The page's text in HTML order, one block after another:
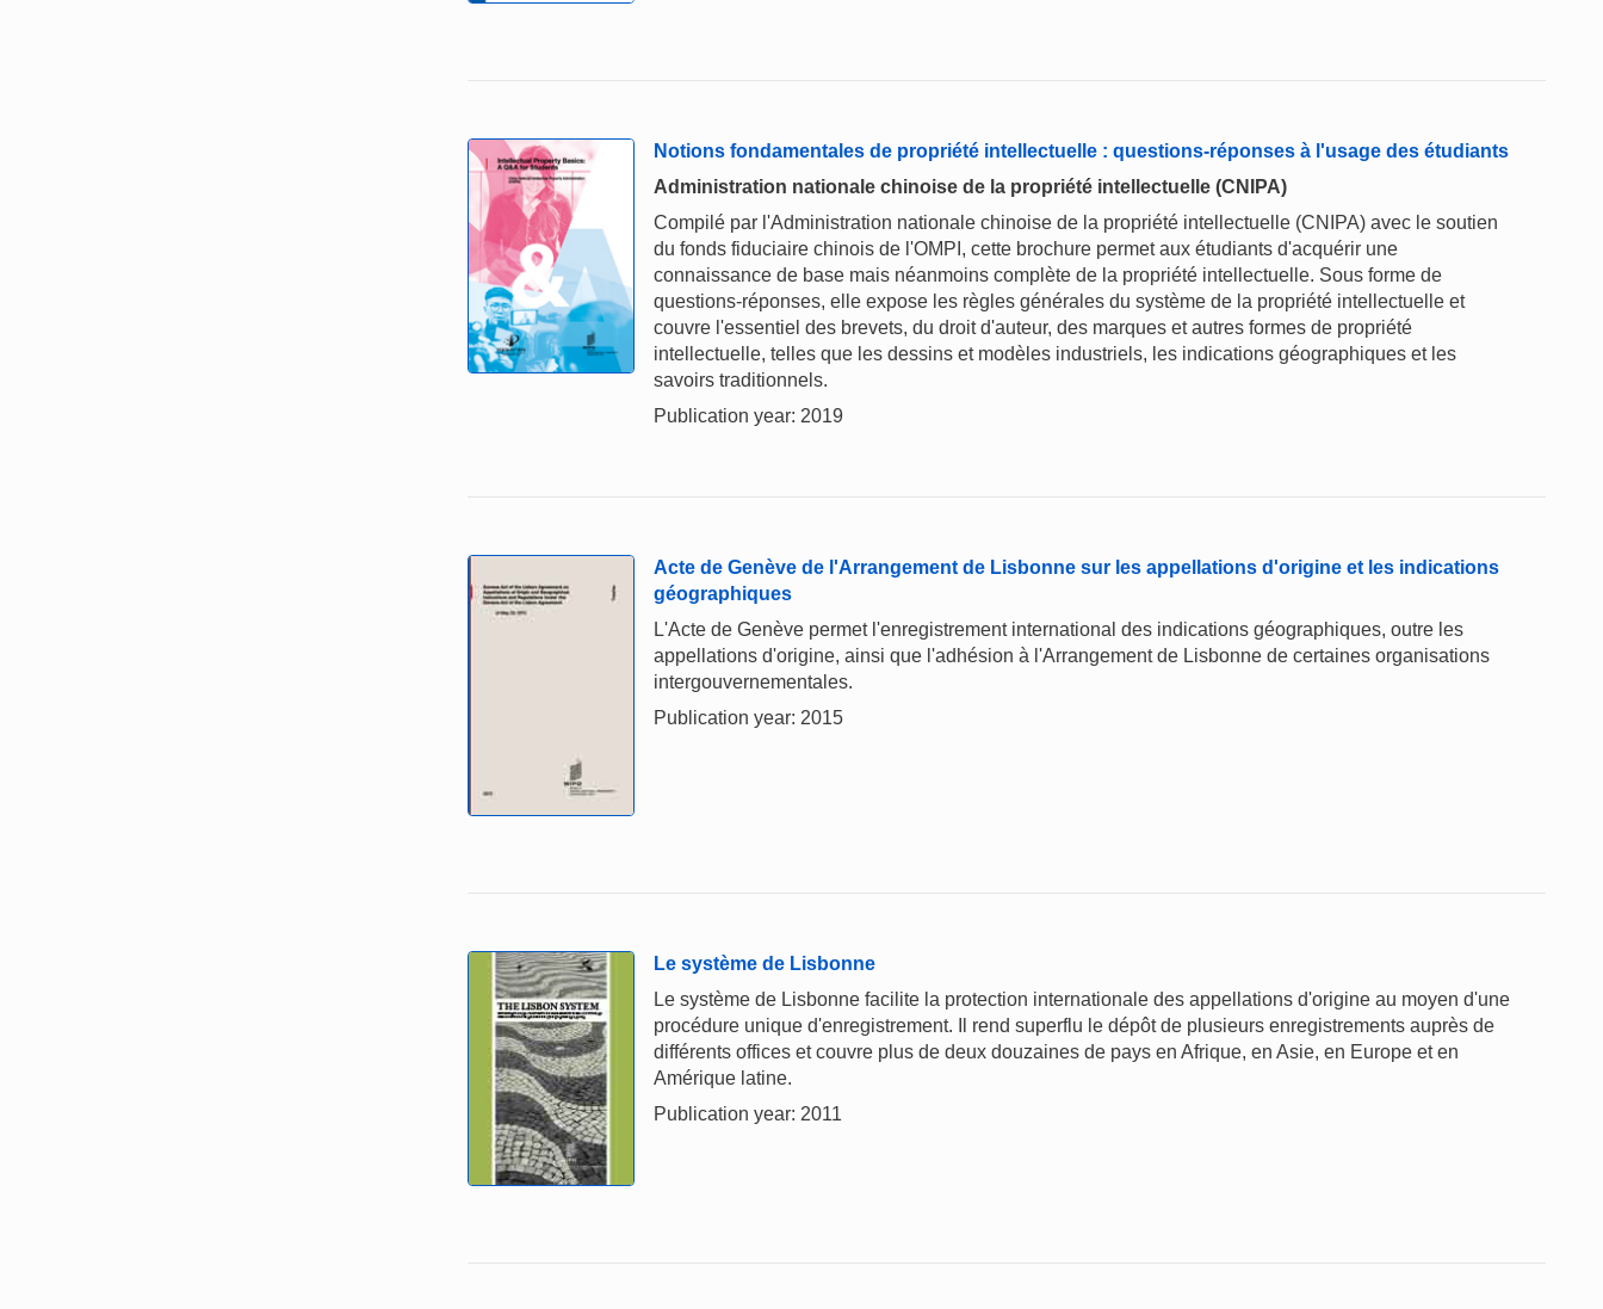
Notions fondamentales de propriété intellectuelle : questions-réponses à l'usage des étudiants
Administration nationale chinoise de la propriété intellectuelle (CNIPA)
Compilé par l'Administration nationale chinoise de la propriété intellectuelle (CNIPA) avec le soutien
du fonds fiduciaire chinois de l'OMPI, cette brochure permet aux étudiants d'acquérir une
connaissance de base mais néanmoins complète de la propriété intellectuelle. Sous forme de
questions-réponses, elle expose les règles générales du système de la propriété intellectuelle et
couvre l'essentiel des brevets, du droit d'auteur, des marques et autres formes de propriété
intellectuelle, telles que les dessins et modèles industriels, les indications géographiques et les
savoirs traditionnels.
Publication year: 2019
Acte de Genève de l'Arrangement de Lisbonne sur les appellations d'origine et les indications
géographiques
L'Acte de Genève permet l'enregistrement international des indications géographiques, outre les
appellations d'origine, ainsi que l'adhésion à l'Arrangement de Lisbonne de certaines organisations
intergouvernementales.
Publication year: 2015
Le système de Lisbonne
Le système de Lisbonne facilite la protection internationale des appellations d'origine au moyen d'une
procédure unique d'enregistrement. Il rend superflu le dépôt de plusieurs enregistrements auprès de
différents offices et couvre plus de deux douzaines de pays en Afrique, en Asie, en Europe et en
Amérique latine.
Publication year: 2011